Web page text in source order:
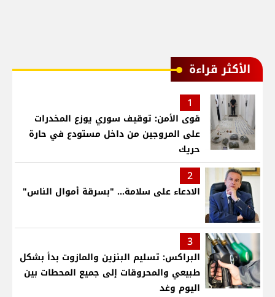
الأكثر قراءة
1
قوى الأمن: توقيف سوري يوزع المخدرات
على المروجين من داخل مستودع في حارة
حريك
2
الادعاء على سلامة... "بسرقة أموال الناس"
3
البراكس: تسليم البنزين والمازوت بدأ بشكل
طبيعي والمحروقات إلى جميع المحطات بين
اليوم وغد